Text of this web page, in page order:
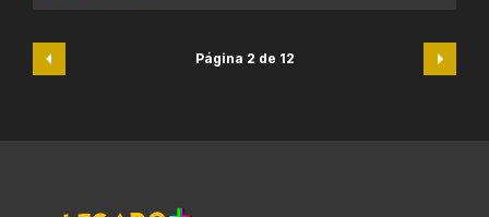
Página 2 de 12